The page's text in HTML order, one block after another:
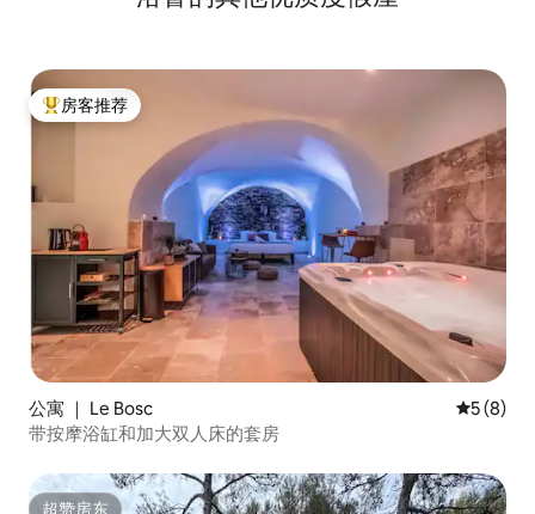
热门「房客推荐」
房客推荐
公寓 ｜ Le Bosc 平均评分
5 (8)
带按摩浴缸和加大双人床的套房
超赞房东